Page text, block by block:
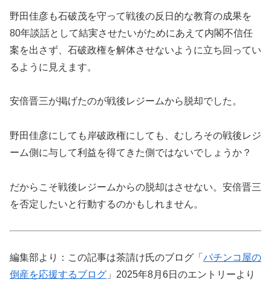
野田佳彦も石破茂を守って戦後の反日的な教育の成果を
80年談話として結実させたいがためにあえて内閣不信任
案を出さず、石破政権を解体させないように立ち回ってい
るように見えます。
安倍晋三が掲げたのが戦後レジームから脱却でした。
野田佳彦にしても岸破政権にしても、むしろその戦後レジ
ーム側に与して利益を得てきた側ではないでしょうか？
だからこそ戦後レジームからの脱却はさせない。安倍晋三
を否定したいと行動するのかもしれません。
編集部より：この記事は茶請け氏のブログ「 パチンコ屋の
倒産を応援するブログ 」2025年8月6日のエントリーより